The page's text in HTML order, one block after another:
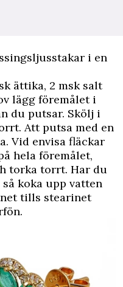
i en
ättika, 2 msk salt
lägg föremålet i
du putsar. Skölj i
Att putsa med en
Vid envisa fläckar
hela föremålet,
torka torrt. Har du
koka upp vatten
tills stearinet